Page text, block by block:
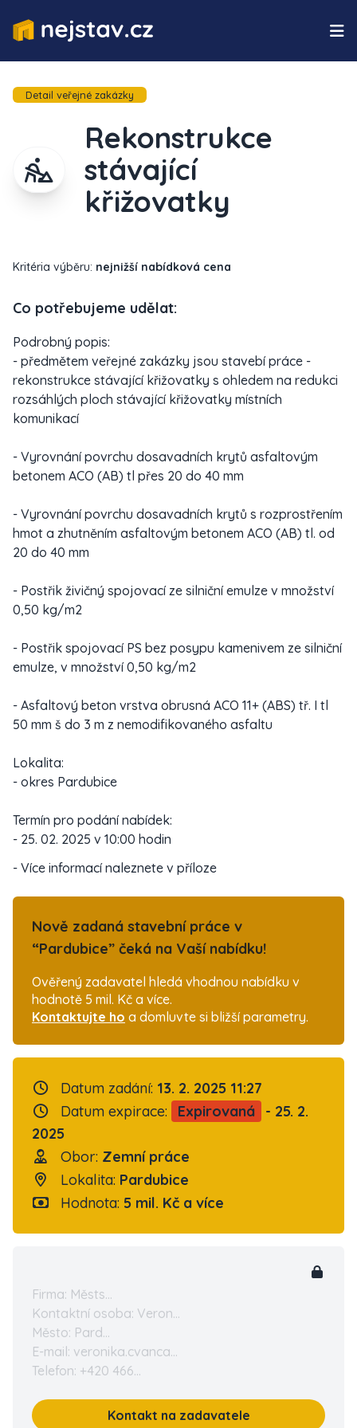
Detail veřejné zakázky
Rekonstrukce
stávající
křižovatky
Kritéria výběru: nejnižší nabídková cena
Co potřebujeme udělat:
Podrobný popis:
- předmětem veřejné zakázky jsou stavebí práce -
rekonstrukce stávající křižovatky s ohledem na redukci
rozsáhlých ploch stávající křižovatky místních
komunikací
- Vyrovnání povrchu dosavadních krytů asfaltovým
betonem ACO (AB) tl přes 20 do 40 mm
- Vyrovnání povrchu dosavadních krytů s rozprostřením
hmot a zhutněním asfaltovým betonem ACO (AB) tl. od
20 do 40 mm
- Postřik živičný spojovací ze silniční emulze v množství
0,50 kg/m2
- Postřik spojovací PS bez posypu kamenivem ze silniční
emulze, v množství 0,50 kg/m2
- Asfaltový beton vrstva obrusná ACO 11+ (ABS) tř. I tl
50 mm š do 3 m z nemodifikovaného asfaltu
Lokalita:
- okres Pardubice
Termín pro podání nabídek:
- 25. 02. 2025 v 10:00 hodin
- Více informací naleznete v příloze
Nově zadaná stavební práce v
“Pardubice” čeká na Vaší nabídku!
Ověřený zadavatel hledá vhodnou nabídku v
hodnotě 5 mil. Kč a více.
Kontaktujte ho a domluvte si bližší parametry.
Datum zadání: 13. 2. 2025 11:27
Datum expirace:
Expirovaná
- 25. 2.
2025
Obor: Zemní práce
Lokalita: Pardubice
Hodnota: 5 mil. Kč a více
Firma: Městs...
Kontaktní osoba: Veron...
Město: Pard...
E-mail: veronika.cvanca...
Telefon: +420 466...
Kontakt na zadavatele